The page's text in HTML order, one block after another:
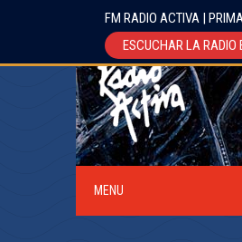
MENU
FM RADIO ACTIVA |
ESCUCHAR LA RADIO